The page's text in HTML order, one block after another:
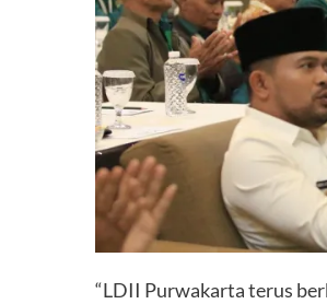
“LDII Purwakarta terus